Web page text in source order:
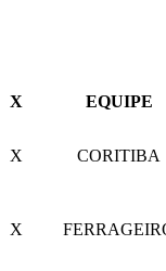
X EQUIPE
X CORITIBA
X